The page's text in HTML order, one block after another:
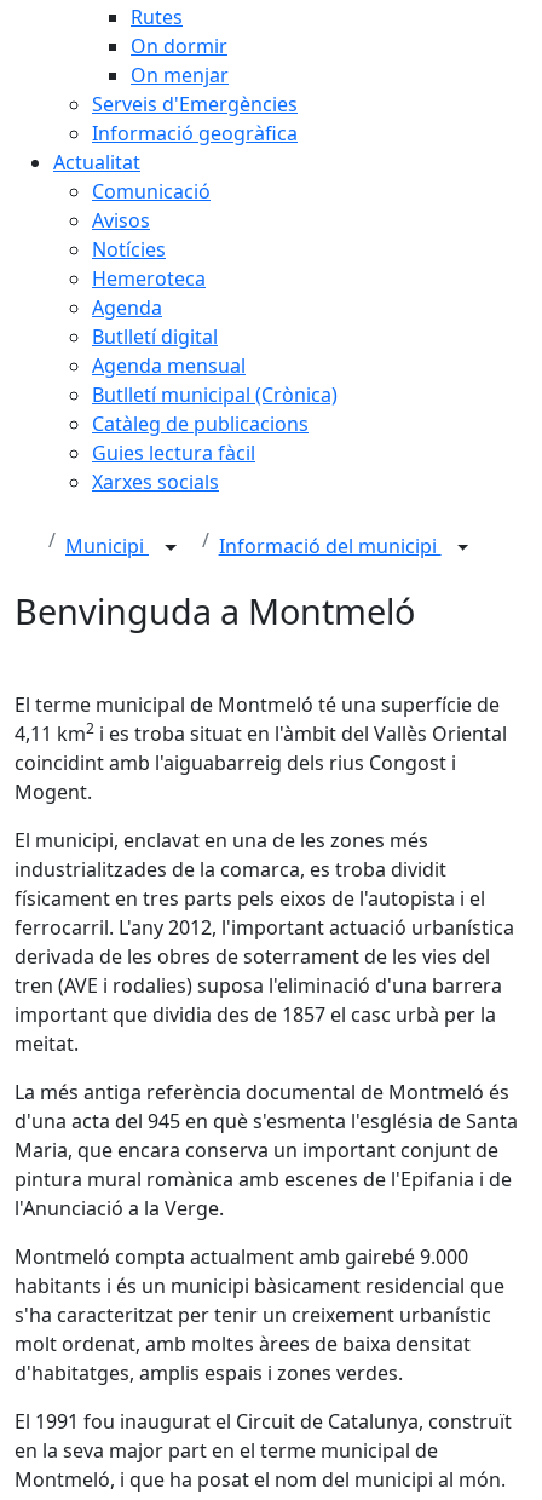
Rutes
On dormir
On menjar
Serveis d'Emergències
Informació geogràfica
Actualitat
Comunicació
Avisos
Notícies
Hemeroteca
Agenda
Butlletí digital
Agenda mensual
Butlletí municipal (Crònica)
Catàleg de publicacions
Guies lectura fàcil
Xarxes socials
Municipi Informació del municipi
Benvinguda a Montmeló
El terme municipal de Montmeló té una superfície de
4,11 km2 i es troba situat en l'àmbit del Vallès Oriental
coincidint amb l'aiguabarreig dels rius Congost i
Mogent.
El municipi, enclavat en una de les zones més
industrialitzades de la comarca, es troba dividit
físicament en tres parts pels eixos de l'autopista i el
ferrocarril. L'any 2012, l'important actuació urbanística
derivada de les obres de soterrament de les vies del
tren (AVE i rodalies) suposa l'eliminació d'una barrera
important que dividia des de 1857 el casc urbà per la
meitat.
La més antiga referència documental de Montmeló és
d'una acta del 945 en què s'esmenta l'església de Santa
Maria, que encara conserva un important conjunt de
pintura mural romànica amb escenes de l'Epifania i de
l'Anunciació a la Verge.
Montmeló compta actualment amb gairebé 9.000
habitants i és un municipi bàsicament residencial que
s'ha caracteritzat per tenir un creixement urbanístic
molt ordenat, amb moltes àrees de baixa densitat
d'habitatges, amplis espais i zones verdes.
El 1991 fou inaugurat el Circuit de Catalunya, construït
en la seva major part en el terme municipal de
Montmeló, i que ha posat el nom del municipi al món.